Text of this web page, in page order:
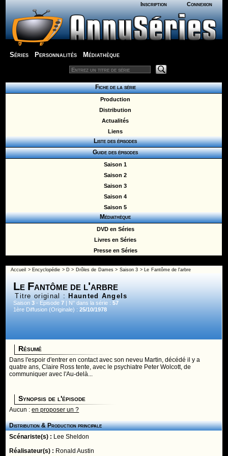
Inscription Connexion
Séries Personnalités Médiathèque
Fiche de la série
Production
Distribution
Actualités
Liens
Liste des épisodes
Guide des épisodes
Saison 1
Saison 2
Saison 3
Saison 4
Saison 5
Médiathèque
DVD en Séries
Livres en Séries
Presse en Séries
Accueil > Encyclopédie > D > Drôles de Dames> Saison 3 > Le Fantôme de l'arbre
Le Fantôme de l'arbre
Titre original : Haunted Angels
Saison3 - Episode7 | N° dans la série :57
1ère Diffusion (Originale) :25/10/1978
Résumé
Dans l'espoir d'entrer en contact avec son neveu Martin, décédé il y a
quatre ans, Claire Ross tente, avec le psychiatre Peter Wolcott, de
communiquer avec l'Au-delà...
Synopsis de l'épisode
Aucun :en proposer un ?
Distribution & Production principale
Scénariste(s) : Lee Sheldon
Réalisateur(s) : Ronald Austin